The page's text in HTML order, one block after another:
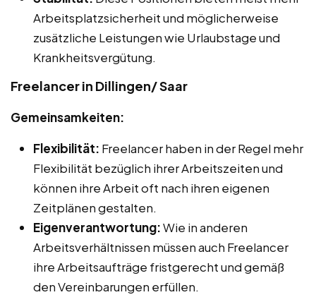
Arbeitsplatzsicherheit und möglicherweise
zusätzliche Leistungen wie Urlaubstage und
Krankheitsvergütung.
Freelancer in Dillingen/ Saar
Gemeinsamkeiten:
Flexibilität: Freelancer haben in der Regel mehr
Flexibilität bezüglich ihrer Arbeitszeiten und
können ihre Arbeit oft nach ihren eigenen
Zeitplänen gestalten.
Eigenverantwortung:Wie in anderen
Arbeitsverhältnissen müssen auch Freelancer
ihre Arbeitsaufträge fristgerecht und gemäß
den Vereinbarungen erfüllen.